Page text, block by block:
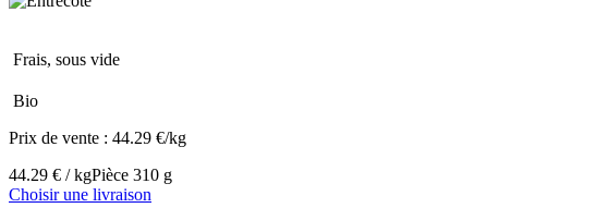
Frais, sous vide
Bio
Prix de vente : 44.29 €/kg
44.29 € / kgPièce 310 g
Choisir une livraison